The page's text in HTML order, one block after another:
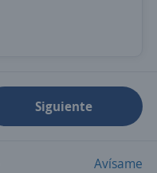
Siguiente
Avísame